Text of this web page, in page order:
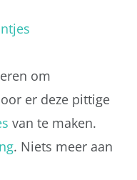
om
er deze pittige
van te maken.
. Niets meer aan